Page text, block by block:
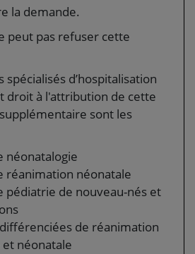
la demande.
peut pas refuser cette
spécialisés d’hospitalisation
droit à l'attribution de cette
sont les
néonatalogie
réanimation néonatale
pédiatrie de nouveau-nés et
de réanimation
néonatale